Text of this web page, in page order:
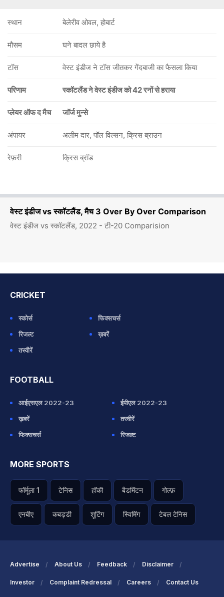
वेस्ट इंडीज vs स्कॉटलैंड, मैच 3 Over By Over Comparison
वेस्ट इंडीज vs स्कॉटलैंड, 2022 - टी-20 Comparision
स्थान बेलेरीव ओवल, होबार्ट
मौसम घने बादल छाये है
टॉस वेस्ट इंडीज ने टॉस जीतकर गेंदबाजी का फैसला किया
परिणाम स्कॉटलैंड ने वेस्ट इंडीज को 42 रनों से हराया
प्लेयर ऑफ द मैच जॉर्ज मुन्से
अंपायर अलीम दार, पॉल विल्सन, क्रिस ब्राउन
रेफ़री क्रिस ब्रॉड
CRICKET
स्कोर्स
फिक्सचर्स
रिजल्ट
ख़बरें
तस्वीरें
FOOTBALL
आईएसएल 2022-23
ईपीएल 2022-23
ख़बरें
तस्वीरें
फिक्सचर्स
रिजल्ट
MORE SPORTS
फॉर्मूला 1 टेनिस हॉकी बैडमिंटन गोल्फ़
एनबीए कबड्डी शूटिंग स्विमिंग टेबल टेनिस
Advertise About Us Feedback Disclaimer
Investor Complaint Redressal Careers Contact Us